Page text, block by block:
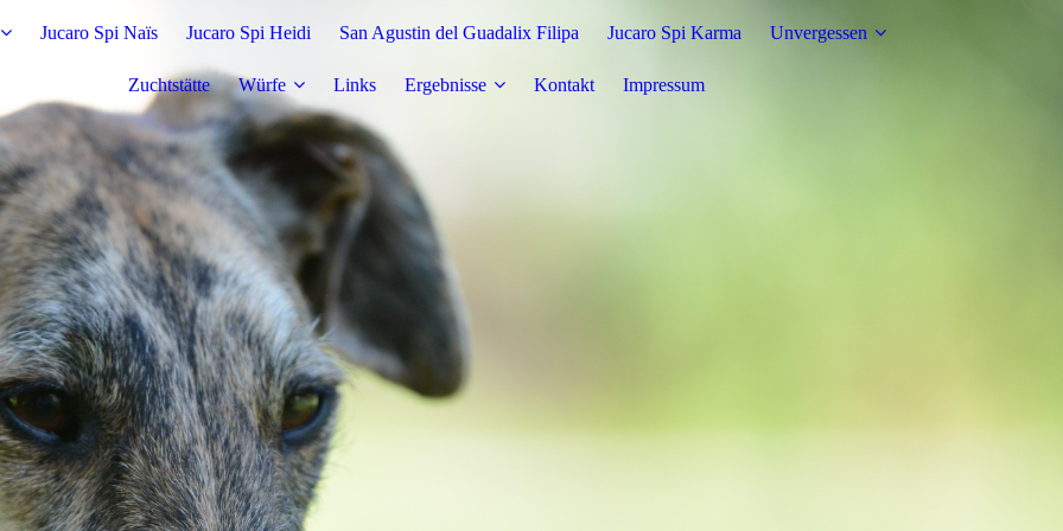
Jucaro Spi Naïs Jucaro Spi Heidi San Agustin del Guadalix Filipa Jucaro Spi Karma Unvergessen
Zuchtstätte Würfe Links Ergebnisse Kontakt Impressum